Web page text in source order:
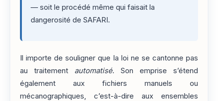
— soit le procédé même qui faisait la
dangerosité de SAFARI.
Il importe de souligner que la loi ne se cantonne pas
au traitement automatisé. Son emprise s’étend
également aux fichiers manuels ou
mécanographiques, c’est-à-dire aux ensembles